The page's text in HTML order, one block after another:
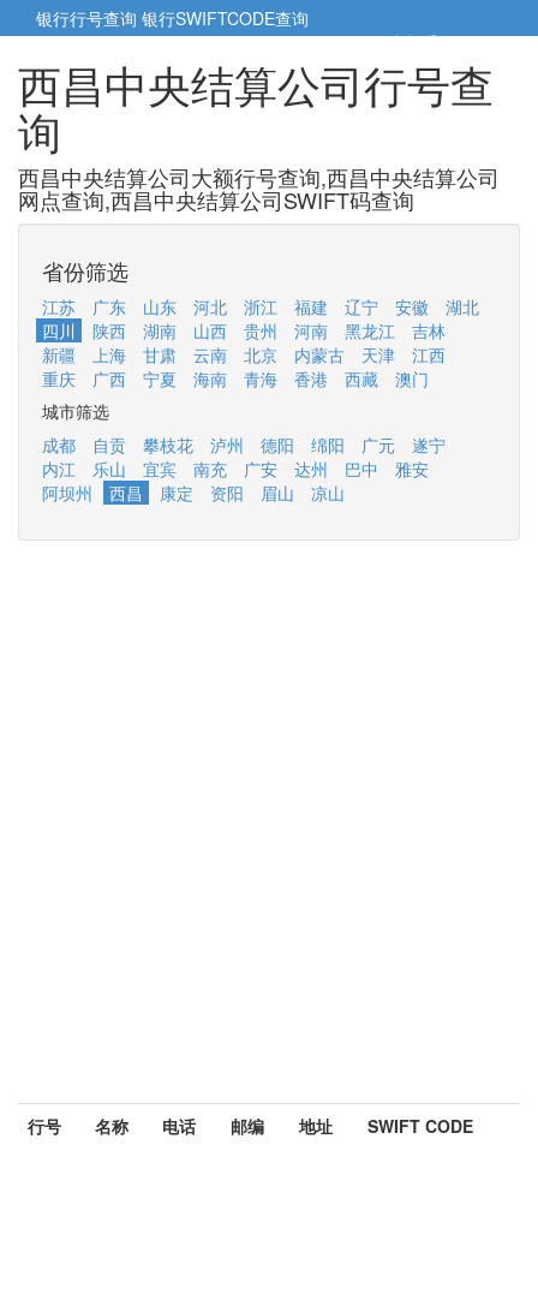
银行行号查询 银行SWIFTCODE查询
5cm小帮手5cm.cn
西昌中央结算公司行号查
询
西昌中央结算公司大额行号查询,西昌中央结算公司
网点查询,西昌中央结算公司SWIFT码查询
省份筛选
江苏 广东 山东 河北 浙江 福建 辽宁 安徽
湖北
四川
陕西 湖南 山西 贵州 河南 黑龙江
吉林
新疆
上海 甘肃 云南 北京 内蒙古 天津
江西
重庆
广西 宁夏 海南 青海 香港 西藏
澳门
城市筛选
成都
自贡 攀枝花 泸州 德阳 绵阳 广元
遂宁
内江
乐山 宜宾 南充 广安 达州 巴中
雅安
阿坝州
西昌 康定 资阳 眉山 凉山
行号 名称 电话 邮编 地址 SWIFT CODE